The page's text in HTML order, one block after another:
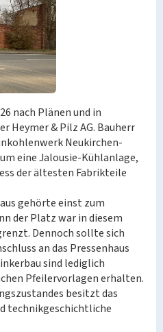
nach Plänen und in
Heymer & Pilz AG. Bauherr
Neukirchen-
eine Jalousie-Kühlanlage,
der ältesten Fabrikteile
gehörte einst zum
der Platz war in diesem
Dennoch sollte sich
an das Pressenhaus
sind lediglich
Pfeilervorlagen erhalten.
besitzt das
technikgeschichtliche